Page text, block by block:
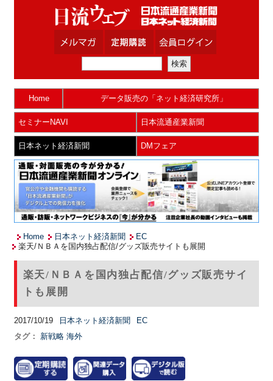
Home データ販売の「ネット経済研究所」
セミナーNAVI 日本流通産業新聞
日本ネット経済新聞 DMフェア
Home 日本ネット経済新聞
EC
楽天/ＮＢＡを国内独占配信/グッズ販売サイトも展開
楽天/ＮＢＡを国内独占配信/グッズ販売サイ
トも展開
2017/10/19 日本ネット経済新聞
EC
タグ：
新戦略 海外